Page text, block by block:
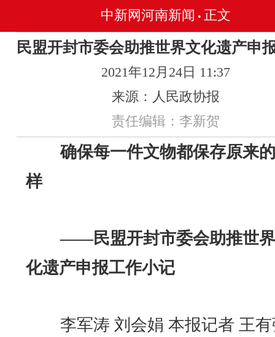
中新网河南新闻 • 正文
民盟开封市委会助推世界文化遗产申
2021年12月24日 11:37
来源：人民政协报
责任编辑：李新贺
确保每一件文物都保存原来
样
——民盟开封市委会助推世
化遗产申报工作小记
李军涛 刘会娟 本报记者 王有